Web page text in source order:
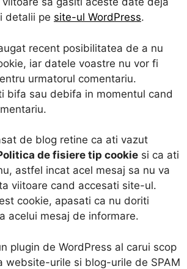
detalii pe site-ul WordPress.
recent posibilitatea de a nu
iar datele voastre nu vor fi
urmatorul comentariu.
bifa sau debifa in momentul cand
de blog retine ca ati vazut
de fisiere tip cookie si ca ati
astfel incat acel mesaj sa nu va
viitoare cand accesati site-ul.
cookie, apasati ca nu doriti
acelui mesaj de informare.
plugin de WordPress al carui scop
website-urile si blog-urile de SPAM